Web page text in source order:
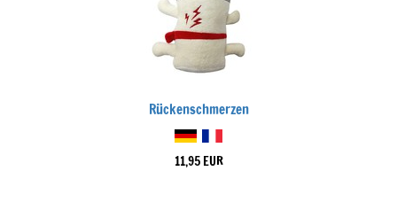
Rückenschmerzen
11,95 EUR